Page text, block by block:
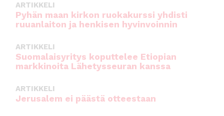
ARTIKKELI
Pyhän maan kirkon ruokakurssi yhdisti
ruuanlaiton ja henkisen hyvinvoinnin
ARTIKKELI
Suomalaisyritys koputtelee Etiopian
markkinoita Lähetysseuran kanssa
ARTIKKELI
Jerusalem ei päästä otteestaan